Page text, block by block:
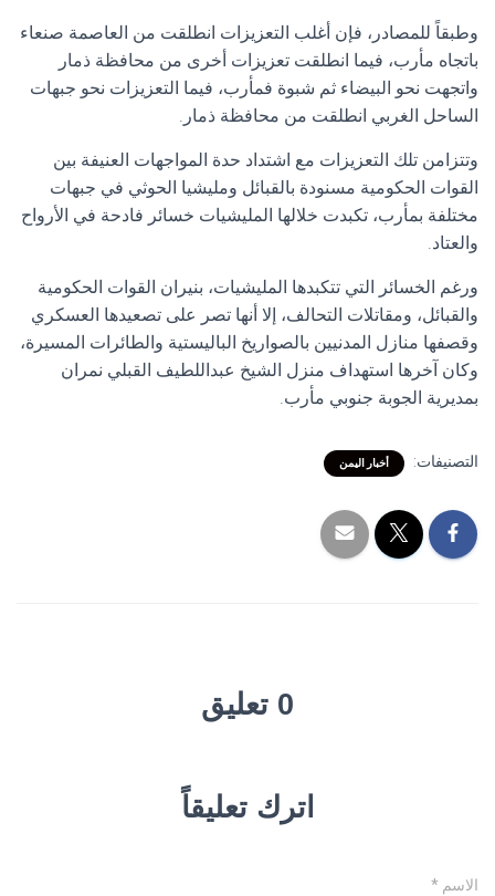
وطبقاً للمصادر، فإن أغلب التعزيزات انطلقت من العاصمة صنعاء
باتجاه مأرب، فيما انطلقت تعزيزات أخرى من محافظة ذمار
واتجهت نحو البيضاء ثم شبوة فمأرب، فيما التعزيزات نحو جبهات
الساحل الغربي انطلقت من محافظة ذمار.
وتتزامن تلك التعزيزات مع اشتداد حدة المواجهات العنيفة بين
القوات الحكومية مسنودة بالقبائل ومليشيا الحوثي في جبهات
مختلفة بمأرب، تكبدت خلالها المليشيات خسائر فادحة في الأرواح
والعتاد.
ورغم الخسائر التي تتكبدها المليشيات، بنيران القوات الحكومية
والقبائل، ومقاتلات التحالف، إلا أنها تصر على تصعيدها العسكري
وقصفها منازل المدنيين بالصواريخ الباليستية والطائرات المسيرة،
وكان آخرها استهداف منزل الشيخ عبداللطيف القبلي نمران
بمديرية الجوبة جنوبي مأرب.
التصنيفات: أخبار اليمن
0 تعليق
اترك تعليقاً
الاسم *